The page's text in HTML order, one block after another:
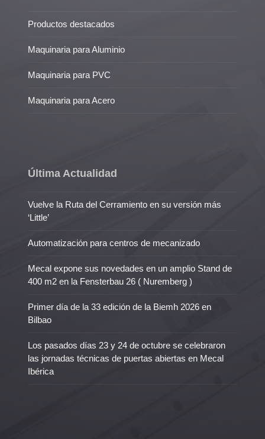
Productos destacados
Maquinaria para Aluminio
Maquinaria para PVC
Maquinaria para Acero
Última Actualidad
Vuelve la Ruta del Cerramiento en su versión más
‘Little’
Automatización para centros de mecanizado
Mecal expone sus novedades en un amplio Stand de
400 m2 en la Fensterbau 26 ( Nuremberg )
Primer día de la 33 edición de la Biemh 2026 en
Bilbao
Los pasados días 23 y 24 de octubre se celebraron
las jornadas técnicas de puertas abiertas en Mecal
Ibérica